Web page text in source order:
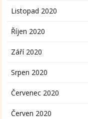
Listopad 2020
Říjen 2020
Září 2020
Srpen 2020
Červenec 2020
Červen 2020